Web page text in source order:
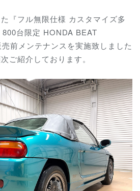
『フル無限仕様 カスタマイズ多
台限定 HONDA BEAT
前メンテナンスを実施致しました
ご紹介しております。